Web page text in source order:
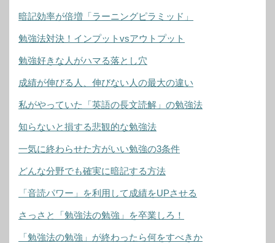
暗記効率が倍増「ラーニングピラミッド」
勉強法対決！インプットvsアウトプット
勉強好きな人がハマる落とし穴
成績が伸びる人、伸びない人の最大の違い
私がやっていた「英語の長文読解」の勉強法
知らないと損する悲観的な勉強法
一気に終わらせた方がいい勉強の3条件
どんな分野でも確実に暗記する方法
「音読パワー」を利用して成績をUPさせる
さっさと「勉強法の勉強」を卒業しろ！
「勉強法の勉強」が終わったら何をすべきか